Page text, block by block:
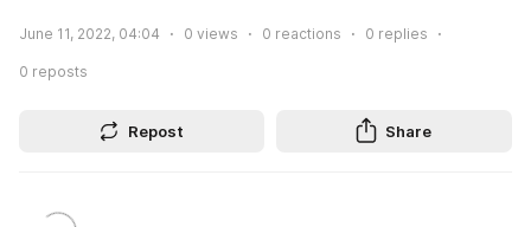
June 11, 2022, 04:04 0 views 0 reactions 0 replies
0 reposts
Repost Share